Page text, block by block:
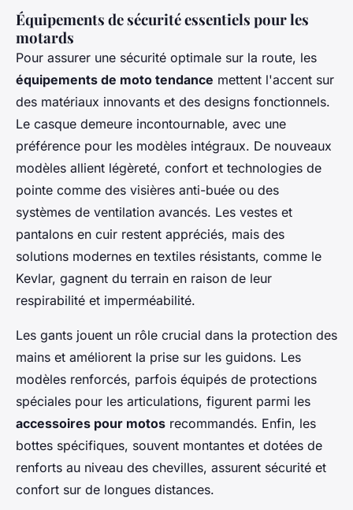
Équipements de sécurité essentiels pour les
motards
Pour assurer une sécurité optimale sur la route, les
équipements de moto tendance mettent l'accent sur
des matériaux innovants et des designs fonctionnels.
Le casque demeure incontournable, avec une
préférence pour les modèles intégraux. De nouveaux
modèles allient légèreté, confort et technologies de
pointe comme des visières anti-buée ou des
systèmes de ventilation avancés. Les vestes et
pantalons en cuir restent appréciés, mais des
solutions modernes en textiles résistants, comme le
Kevlar, gagnent du terrain en raison de leur
respirabilité et imperméabilité.
Les gants jouent un rôle crucial dans la protection des
mains et améliorent la prise sur les guidons. Les
modèles renforcés, parfois équipés de protections
spéciales pour les articulations, figurent parmi les
accessoires pour motos recommandés. Enfin, les
bottes spécifiques, souvent montantes et dotées de
renforts au niveau des chevilles, assurent sécurité et
confort sur de longues distances.